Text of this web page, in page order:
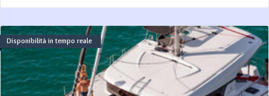
Disponibilità in tempo reale